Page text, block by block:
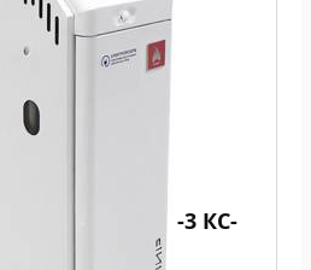
Атем Житомир-3 КС-